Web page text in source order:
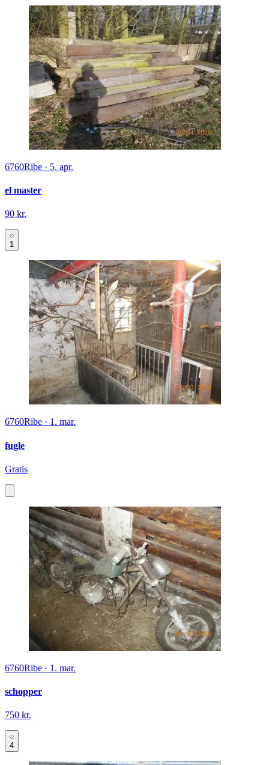
6760Ribe · 5. apr.
el master
90 kr.
1
6760Ribe · 1. mar.
fugle
Gratis
6760Ribe · 1. mar.
schopper
750 kr.
4